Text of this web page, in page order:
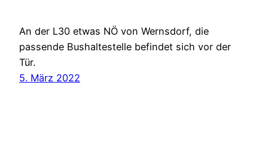
An der L30 etwas NÖ von Wernsdorf, die
passende Bushaltestelle befindet sich vor der
Tür.
5. März 2022